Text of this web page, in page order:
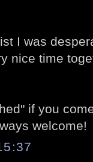
I was
nice time
if you
welcome!